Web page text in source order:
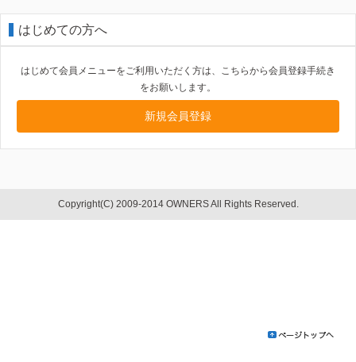
はじめての方へ
はじめて会員メニューをご利用いただく方は、こちらから会員登録手続き
をお願いします。
新規会員登録
Copyright(C) 2009-2014 OWNERS All Rights Reserved.